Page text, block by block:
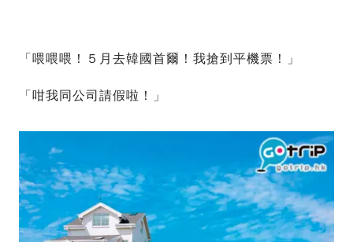
「喂喂喂！５月去韓國首爾！我搶到平機票！」
「咁我同公司請假啦！」